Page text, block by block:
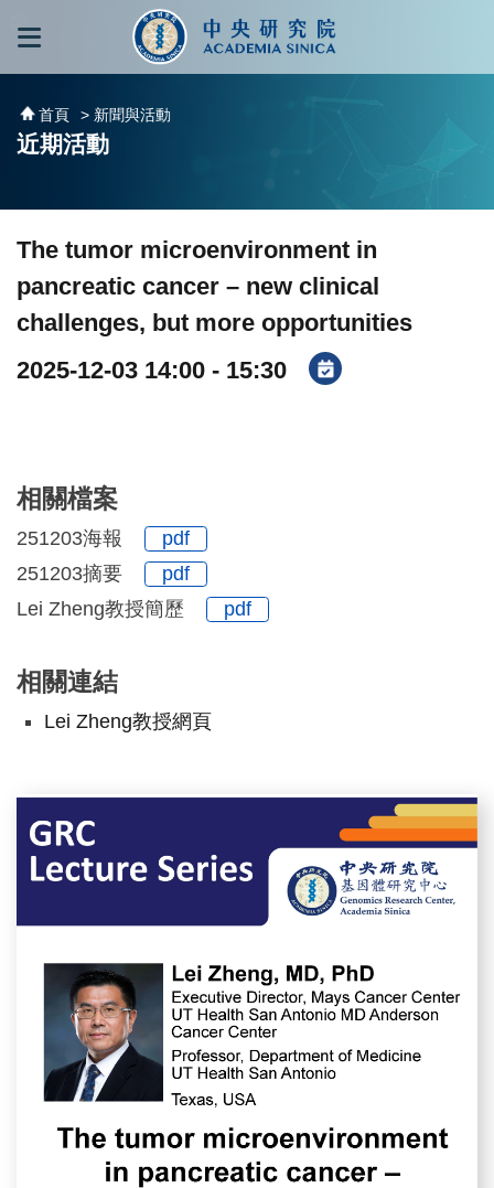
跳到主要內容區塊
首頁 > 新聞與活動
近期活動
The tumor microenvironment in
pancreatic cancer – new clinical
challenges, but more opportunities
2025-12-03 14:00 - 15:30
相關檔案
251203海報
pdf
251203摘要
pdf
Lei Zheng教授簡歷
pdf
相關連結
Lei Zheng教授網頁